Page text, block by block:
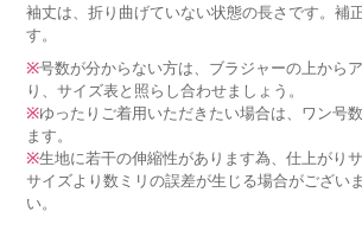
袖丈は、折り曲げていない状態の長さです。補
す。
※号数が分からない方は、ブラジャーの上から
り、サイズ表と照らし合わせましょう。
※ゆったりご着用いただきたい場合は、ワン号
ます。
※生地に若干の伸縮性があります為、仕上がり
サイズより数ミリの誤差が生じる場合がござい
い。